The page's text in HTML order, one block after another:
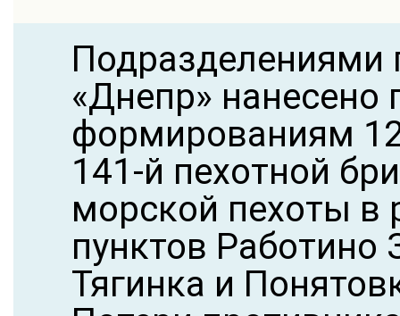
Подразделениями
«Днепр» нанесено
формированиям
141-й пехотной
морской пехоты в
пунктов Работино
Тягинка и